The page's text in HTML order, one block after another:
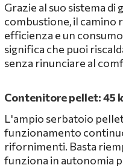
Grazie al suo sistema
combustione, il camino
efficienza e un
significa che puoi
senza rinunciare al
Contenitore pellet: 45
L'ampio serbatoio
funzionamento
rifornimenti. Basta
funziona in autonomia